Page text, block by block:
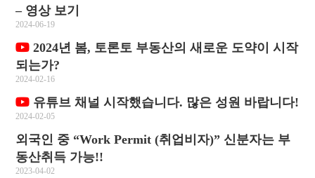
– 영상 보기
2024-06-19
2024년 봄, 토론토 부동산의 새로운 도약이 시작
되는가?
2024-02-16
유튜브 채널 시작했습니다. 많은 성원 바랍니다!
2024-02-05
외국인 중 “Work Permit (취업비자)” 신분자는 부
동산취득 가능!!
2023-04-02